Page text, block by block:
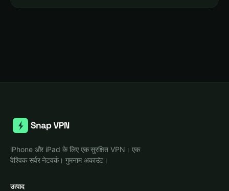
iPhone और iPad के लिए एक सुरक्षित VPN। एक
वैश्विक सर्वर नेटवर्क। गुमनाम अकाउंट।
उत्पाद